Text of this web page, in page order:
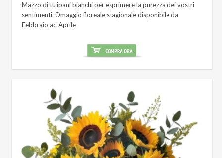
Mazzo di tulipani bianchi per esprimere la purezza dei vostri
sentimenti. Omaggio floreale stagionale disponibile da
Febbraio ad Aprile